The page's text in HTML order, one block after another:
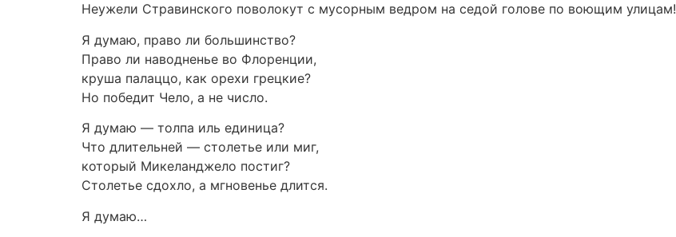
Неужели Стравинского поволокут с мусорным ведром на седой голове по воющим улицам!
Я думаю, право ли большинство?
Право ли наводненье во Флоренции,
круша палаццо, как орехи грецкие?
Но победит Чело, а не число.
Я думаю — толпа иль единица?
Что длительней — столетье или миг,
который Микеланджело постиг?
Столетье сдохло, а мгновенье длится.
Я думаю…